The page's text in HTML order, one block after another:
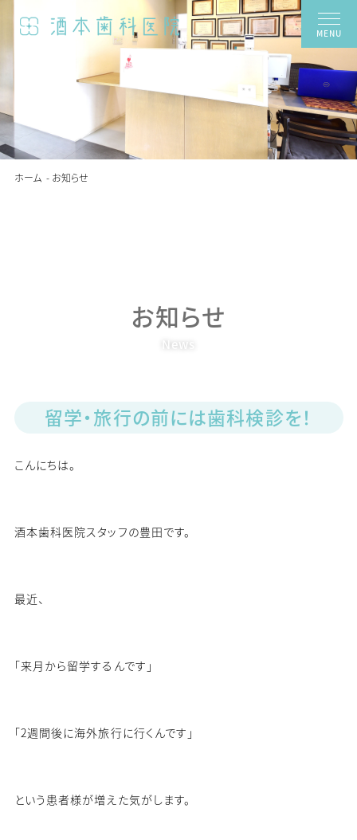
MENU
ホーム お知らせ
お知らせ
留学・旅行の前には歯科検診を！
こんにちは。
酒本歯科医院スタッフの豊田です。
最近、
「来月から留学するんです」
「2週間後に海外旅行に行くんです」
という患者様が増えた気がします。